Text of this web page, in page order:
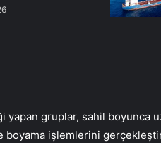
yapan gruplar, sahil boyunca
boyama işlemlerini